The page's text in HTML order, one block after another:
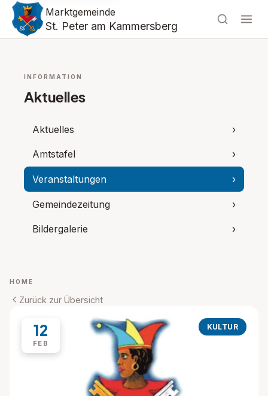
Marktgemeinde
St. Peter am Kammersberg
INFORMATION
Aktuelles
Aktuelles ›
Amtstafel ›
Veranstaltungen ›
Gemeindezeitung ›
Bildergalerie ›
HOME
Zurück zur Übersicht
12
FEB
KULTUR